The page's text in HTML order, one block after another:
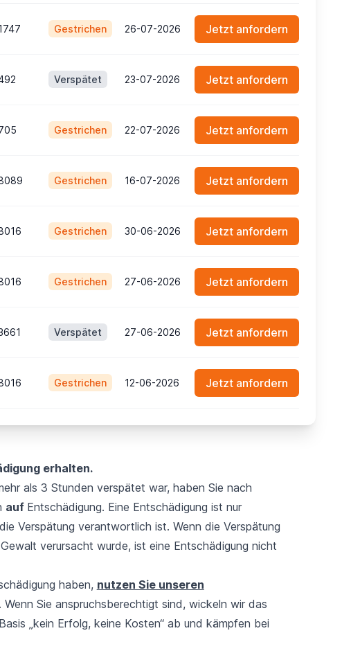
Gestrichen 26-07-2026 Jetzt anfordern
Verspätet 23-07-2026 Jetzt anfordern
Gestrichen 22-07-2026 Jetzt anfordern
Gestrichen 16-07-2026 Jetzt anfordern
Gestrichen 30-06-2026 Jetzt anfordern
Gestrichen 27-06-2026 Jetzt anfordern
Verspätet 27-06-2026 Jetzt anfordern
Gestrichen 12-06-2026 Jetzt anfordern
erhalten.
als 3 Stunden verspätet war, haben Sie nach
auf Entschädigung. Eine Entschädigung ist nur
Verspätung verantwortlich ist. Wenn die Verspätung
verursacht wurde, ist eine Entschädigung nicht
haben, nutzen Sie unseren
Wenn Sie anspruchsberechtigt sind, wickeln wir das
„kein Erfolg, keine Kosten“ ab und kämpfen bei